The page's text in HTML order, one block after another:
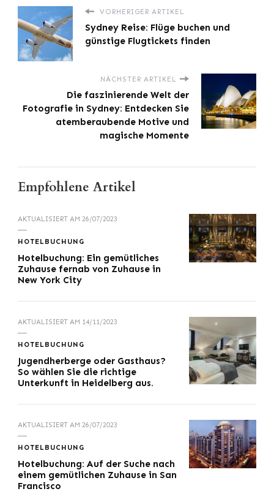
VORHERIGER ARTIKEL
Sydney Reise: Flüge buchen und
günstige Flugtickets finden
NÄCHSTER ARTIKEL
Die faszinierende Welt der
Fotografie in Sydney: Entdecken Sie
atemberaubende Motive und
magische Momente
Empfohlene Artikel
AKTUALISIERT AM 26/07/2023
HOTELBUCHUNG
Hotelbuchung: Ein gemütliches
Zuhause fernab von Zuhause in
New York City
AKTUALISIERT AM 14/11/2023
HOTELBUCHUNG
Jugendherberge oder Gasthaus?
So wählen Sie die richtige
Unterkunft in Heidelberg aus.
AKTUALISIERT AM 26/07/2023
HOTELBUCHUNG
Hotelbuchung: Auf der Suche nach
einem gemütlichen Zuhause in San
Francisco